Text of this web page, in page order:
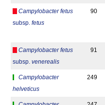
Campylobacter fetus
subsp. fetus
90
Campylobacter fetus
subsp. venerealis
91
Campylobacter
helveticus
249